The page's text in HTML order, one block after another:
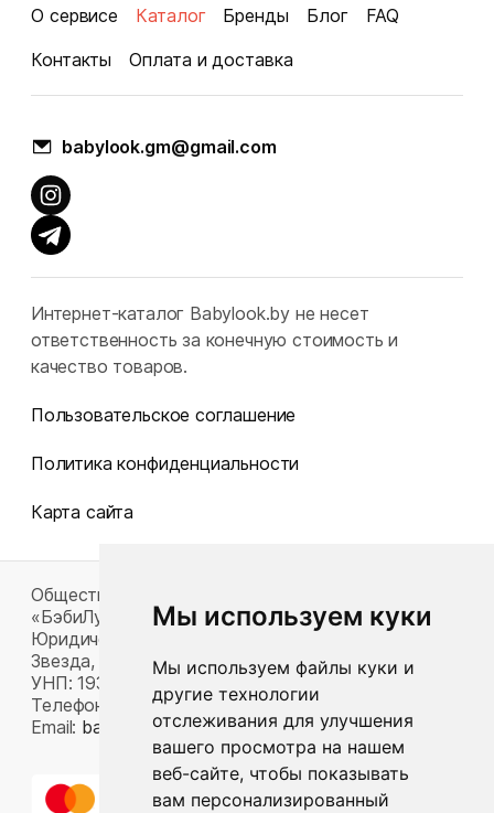
Мы используем куки
Мы используем файлы куки и
другие технологии
отслеживания для улучшения
вашего просмотра на нашем
веб-сайте, чтобы показывать
вам персонализированный
О сервисе Каталог Бренды Блог
FAQ
Контакты
Оплата и доставка
babylook.gm@gmail.com
Интернет-каталог Babylook.by не несет
ответственность за конечную стоимость и
качество товаров.
Пользовательское соглашение
Политика конфиденциальности
Карта сайта
Общество с ограниченной ответственностью
«БэбиЛук»
Юридический адрес: 220117, г. Минск, пр-т Газеты
Звезда, д. 16, пом. 52
УНП: 193815124
Телефон:
+375 33 392 66 63
Email: babylook.gm@gmail.com .